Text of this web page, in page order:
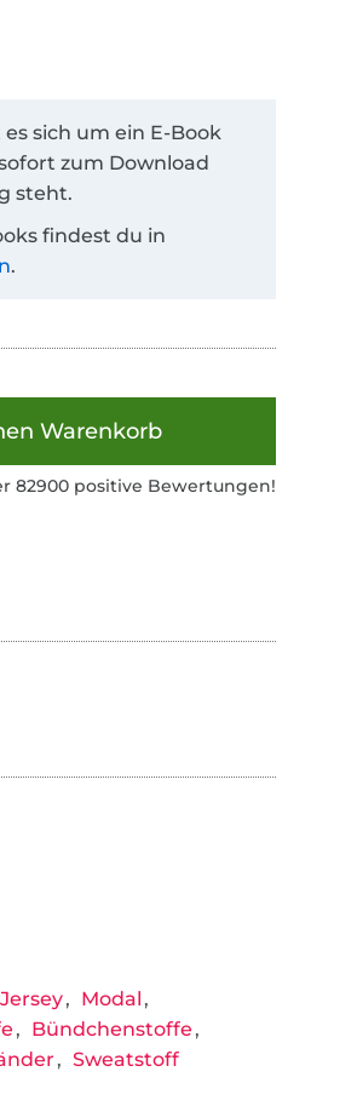
sich um ein E-Book
zum Download
steht.
findest du in
.
Warenkorb
82900 positive Bewertungen!
Modal
Bündchenstoffe
Sweatstoff